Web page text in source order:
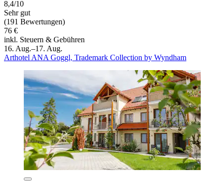
8,4/10
Sehr gut
(191 Bewertungen)
76 €
inkl. Steuern & Gebühren
16. Aug.–17. Aug.
Arthotel ANA Goggl, Trademark Collection by Wyndham